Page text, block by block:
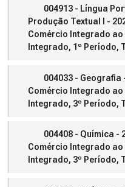
004913 - Língua
Produção Textual I -
Comércio Integrado ao
Integrado, 1º Período,
004033 - Geografia
Comércio Integrado ao
Integrado, 3º Período,
004408 - Química -
Comércio Integrado ao
Integrado, 3º Período,